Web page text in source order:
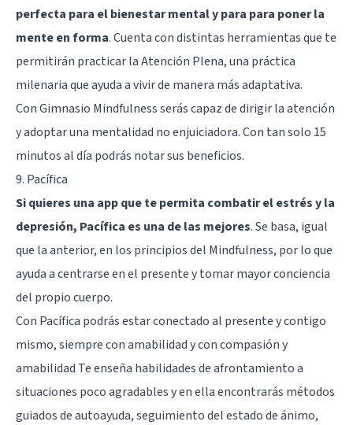
perfecta para el bienestar mental y para para poner la
mente en forma. Cuenta con distintas herramientas que te
permitirán practicar la Atención Plena, una práctica
milenaria que ayuda a vivir de manera más adaptativa.
Con Gimnasio Mindfulness serás capaz de dirigir la atención
y adoptar una mentalidad no enjuiciadora. Con tan solo 15
minutos al día podrás notar sus beneficios.
9. Pacífica
Si quieres una app que te permita combatir el estrés y la
depresión, Pacífica es una de las mejores. Se basa, igual
que la anterior, en los principios del Mindfulness, por lo que
ayuda a centrarse en el presente y tomar mayor conciencia
del propio cuerpo.
Con Pacífica podrás estar conectado al presente y contigo
mismo, siempre con amabilidad y con compasión y
amabilidad Te enseña habilidades de afrontamiento a
situaciones poco agradables y en ella encontrarás métodos
guiados de autoayuda, seguimiento del estado de ánimo,